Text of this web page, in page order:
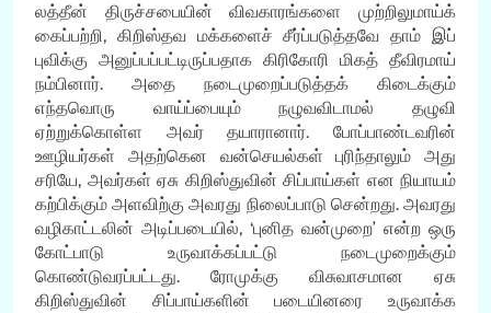
லத்தீன் திருச்சபையின் விவகாரங்களை முற்றிலுமாய்க்
கைப்பற்றி, கிறிஸ்தவ மக்களைச் சீர்ப்படுத்தவே தாம் இப்
புவிக்கு அனுப்பப்பட்டிருப்பதாக கிரிகோரி மிகத் தீவிரமாய்
நம்பினார். அதை நடைமுறைப்படுத்தக் கிடைக்கும்
எந்தவொரு வாய்ப்பையும் நழுவவிடாமல் தழுவி
ஏற்றுக்கொள்ள அவர் தயாரானார். போப்பாண்டவரின்
ஊழியர்கள் அதற்கென வன்செயல்கள் புரிந்தாலும் அது
சரியே, அவர்கள் ஏசு கிறிஸ்துவின் சிப்பாய்கள் என நியாயம்
கற்பிக்கும் அளவிற்கு அவரது நிலைப்பாடு சென்றது. அவரது
வழிகாட்டலின் அடிப்படையில், ‘புனித வன்முறை’ என்ற ஒரு
கோட்பாடு உருவாக்கப்பட்டு நடைமுறைக்கும்
கொண்டுவரப்பட்டது. ரோமுக்கு விசுவாசமான ஏசு
கிறிஸ்துவின் சிப்பாய்களின் படையினரை உருவாக்க